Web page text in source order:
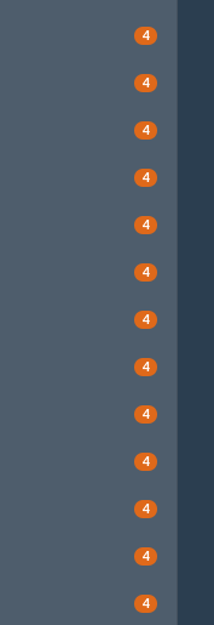
4
4
4
4
4
4
4
4
4
4
4
4
4